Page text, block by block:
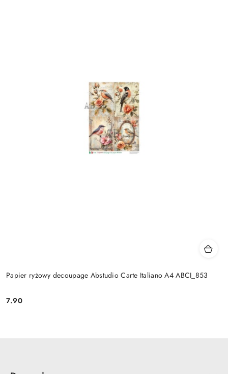
Papier ryżowy decoupage Abstudio Carte Italiano A4 ABCI_853
Cena:
7.90